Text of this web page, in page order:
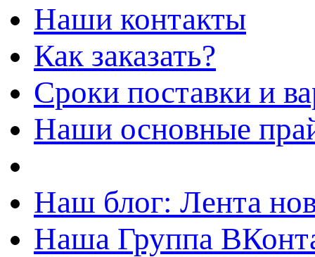
Наши контакты
Как заказать?
Сроки поставки и
Наши основные
Наш блог: Лента
Наша Группа